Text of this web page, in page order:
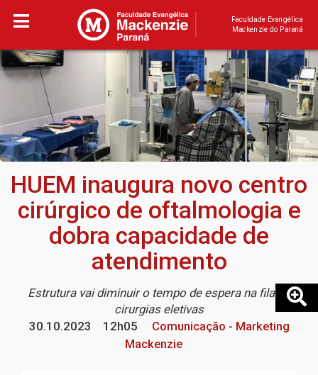
Faculdade Evangélica
Mackenzie do Paraná
HUEM inaugura novo centro
cirúrgico de oftalmologia e
dobra capacidade de
atendimento
Estrutura vai diminuir o tempo de espera na fila de
cirurgias eletivas
30.10.2023
12h05
Comunicação - Marketing
Mackenzie